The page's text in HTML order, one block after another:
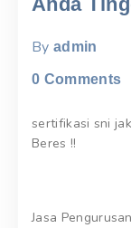
By admin
0 Comments
sertifikasi sni
Beres !!
Jasa